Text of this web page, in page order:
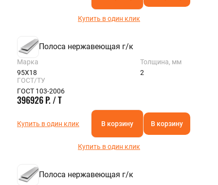
Купить в один клик
Полоса нержавеющая г/к
Марка
95Х18
Толщина, мм
2
ГОСТ/ТУ
ГОСТ 103-2006
396926 Р. / Т
Купить в один клик В корзину В корзину
Купить в один клик
Полоса нержавеющая г/к